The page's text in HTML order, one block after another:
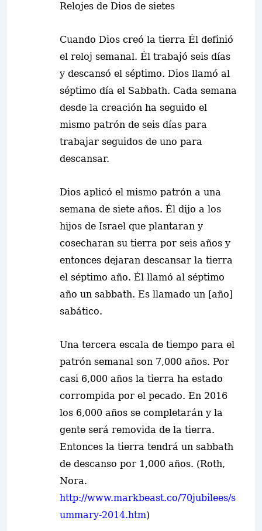
Relojes de Dios de sietes
Cuando Dios creó la tierra Él definió
el reloj semanal. Él trabajó seis días
y descansó el séptimo. Dios llamó al
séptimo día el Sabbath. Cada semana
desde la creación ha seguido el
mismo patrón de seis días para
trabajar seguidos de uno para
descansar.
Dios aplicó el mismo patrón a una
semana de siete años. Él dijo a los
hijos de Israel que plantaran y
cosecharan su tierra por seis años y
entonces dejaran descansar la tierra
el séptimo año. Él llamó al séptimo
año un sabbath. Es llamado un [año]
sabático.
Una tercera escala de tiempo para el
patrón semanal son 7,000 años. Por
casi 6,000 años la tierra ha estado
corrompida por el pecado. En 2016
los 6,000 años se completarán y la
gente será removida de la tierra.
Entonces la tierra tendrá un sabbath
de descanso por 1,000 años. (Roth,
Nora.
http://www.markbeast.co/70jubilees/s
ummary-2014.htm)